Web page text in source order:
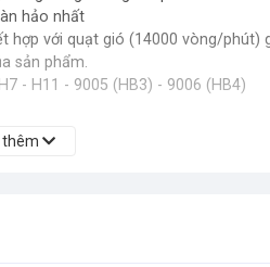
hảo nhất
hợp với quạt gió (14000 vòng/phút)
sản phẩm.
- H11 - 9005 (HB3) - 9006 (HB4)
thêm